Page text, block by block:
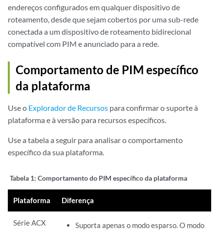
endereços configurados em qualquer dispositivo de
roteamento, desde que sejam cobertos por uma sub-rede
conectada a um dispositivo de roteamento bidirecional
compatível com PIM e anunciado para a rede.
Comportamento de PIM específico
da plataforma
Use o Explorador de Recursos para confirmar o suporte à
plataforma e à versão para recursos específicos.
Use a tabela a seguir para analisar o comportamento
específico da sua plataforma.
Tabela 1: Comportamento do PIM específico da plataforma
Plataforma Diferença
Série ACX
Suporta apenas o modo esparso. O modo